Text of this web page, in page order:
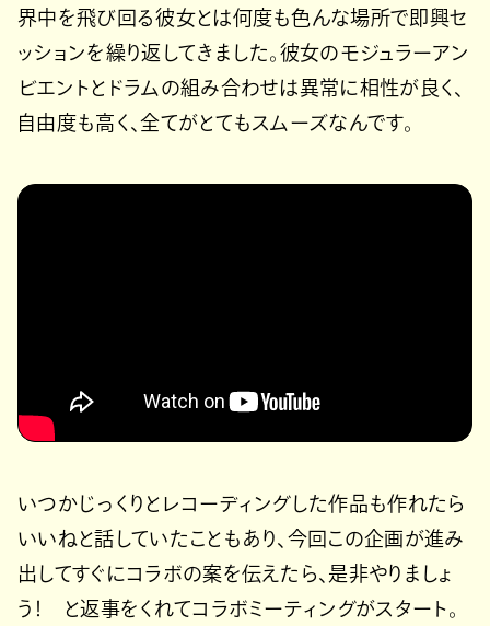
界中を飛び回る彼女とは何度も色んな場所で即興セ
ッションを繰り返してきました。彼女のモジュラーアン
ビエントとドラムの組み合わせは異常に相性が良く、
自由度も高く、全てがとてもスムーズなんです。
いつかじっくりとレコーディングした作品も作れたら
いいねと話していたこともあり、今回この企画が進み
出してすぐにコラボの案を伝えたら、是非やりましょ
う！ と返事をくれてコラボミーティングがスタート。